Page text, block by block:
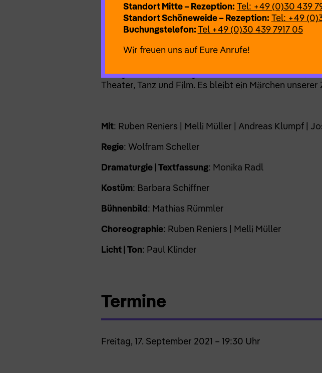
theater.land inszeniert „Stadt ohne Liebe“ (1965)
zwischen elitärer Machtphantasie und individueller
Postgelände (ehemalige DDR-Fernmeldezentrale)
Theater, Tanz und Film. Es bleibt ein Märchen
Mit: Ruben Reniers | Melli Müller | Andreas Klumpf |
Regie: Wolfram Scheller
Dramaturgie | Textfassung: Monika Radl
Kostüm: Barbara Schiffner
Bühnenbild: Mathias Rümmler
Choreographie: Ruben Reniers | Melli Müller
Licht | Ton: Paul Klinder
Termine
Freitag, 17. September 2021 – 19:30 Uhr
Standort Mitte – Rezeption: Tel: +49 (0)30 439
Standort Schöneweide – Rezeption: Tel: +49
Buchungstelefon:Tel +49 (0)30 439 7917 05
Wir freuen uns auf Eure Anrufe!